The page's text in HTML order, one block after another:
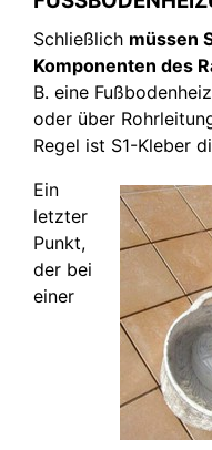
Schließlich müssen
Komponenten des
B. eine
oder über
Regel ist S1-Kleber
Ein
letzter
Punkt,
der bei
einer